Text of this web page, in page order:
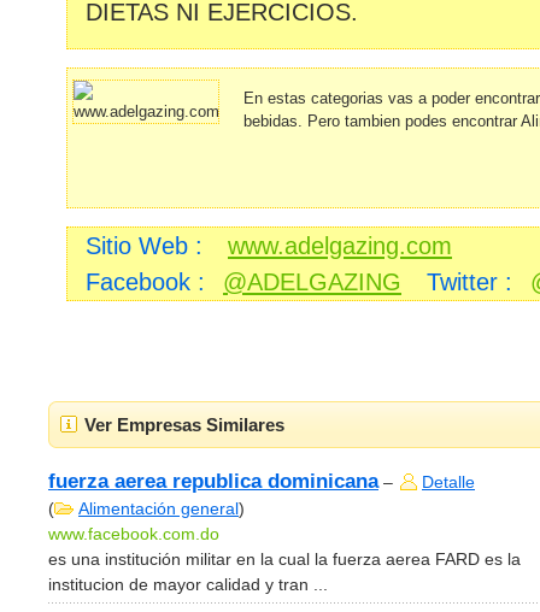
DIETAS NI EJERCICIOS.
En estas categorias vas a poder
bebidas. Pero tambien podes encontrar
Sitio Web :
www.adelgazing.com
Facebook :
@ADELGAZING Twitter :
Ver Empresas Similares
fuerza aerea republica dominicana–
Detalle
(
Alimentación general)
www.facebook.com.do
es una institución militar en la cual la fuerza aerea FARD es la
institucion de mayor calidad y tran ...